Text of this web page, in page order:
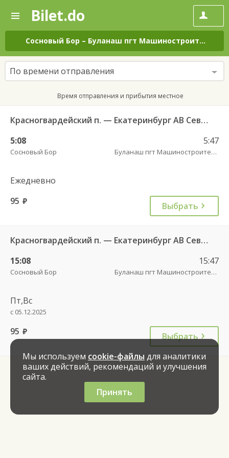
—
Поиск
и
покупка
билетов
на
автобус
онлайн
Bilet.do
Сосновый Бор – Буланаш пгт Машиностроителей
По времени отправления
Время отправления и прибытия местное
Красногвардейский п. — Екатеринбург АВ Северный 997
5:08
Сосновый Бор
5:47
Буланаш пгт Машиностроителей
Ежедневно
95 руб. Выбрать
Красногвардейский п. — Екатеринбург АВ Северный 997
15:08
Сосновый Бор
15:47
Буланаш пгт Машиностроителей
Пт,Вс
с 05.12.2025
95 руб.
Выбрать
Мы используем cookie-файлы для аналитики
ваших действий, рекомендаций и улучшения
сайта.
Принять